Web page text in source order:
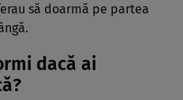
să doarmă pe partea
dacă ai